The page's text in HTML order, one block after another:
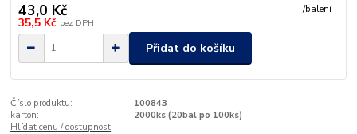
43,0 Kč /balení
35,5 Kč bez DPH
Přidat do košíku
Číslo produktu:
100843
karton:
2000ks (20bal po 100ks)
Hlídat cenu / dostupnost